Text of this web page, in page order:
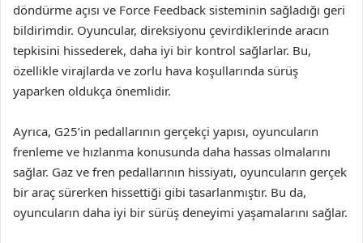
döndürme açısı ve Force Feedback sisteminin sağladığı geri
bildirimdir. Oyuncular, direksiyonu çevirdiklerinde aracın
tepkisini hissederek, daha iyi bir kontrol sağlarlar. Bu,
özellikle virajlarda ve zorlu hava koşullarında sürüş
yaparken oldukça önemlidir.
Ayrıca, G25’in pedallarının gerçekçi yapısı, oyuncuların
frenleme ve hızlanma konusunda daha hassas olmalarını
sağlar. Gaz ve fren pedallarının hissiyatı, oyuncuların gerçek
bir araç sürerken hissettiği gibi tasarlanmıştır. Bu da,
oyuncuların daha iyi bir sürüş deneyimi yaşamalarını sağlar.